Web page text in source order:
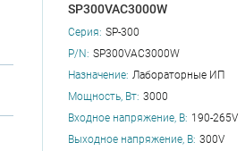
SP300VAC3000W
Серия: SP-300
P/N: SP300VAC3000W
Назначение: Лабораторные ИП
Мощность, Вт: 3000
Входное напряжение, В: 190-265V
Выходное напряжение, В: 300V